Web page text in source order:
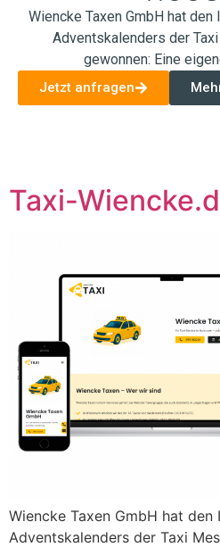
Wiencke Taxen GmbH hat
Adventskalenders der
gewonnen: Eine
Jetzt anfragen
Taxi-
Wiencke Taxen GmbH hat den
Adventskalenders der Taxi